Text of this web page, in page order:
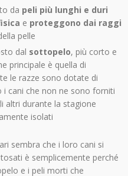
da peli più lunghi e duri
e proteggono dai raggi
pelle
dal sottopelo, più corto e
principale è quella di
le razze sono dotate di
cani che non ne sono forniti
altri durante la stagione
isolati
sembra che i loro cani si
è semplicemente perché
e i peli morti che